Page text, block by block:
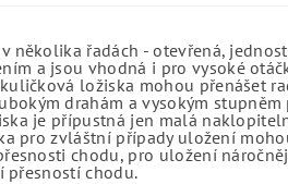
několika řadách - otevřená,
a jsou vhodná i pro vysoké
ložiska mohou přenášet
drahám a vysokým
je přípustná jen malá
pro zvláštní případy uložení
chodu, pro uložení
přesností chodu.